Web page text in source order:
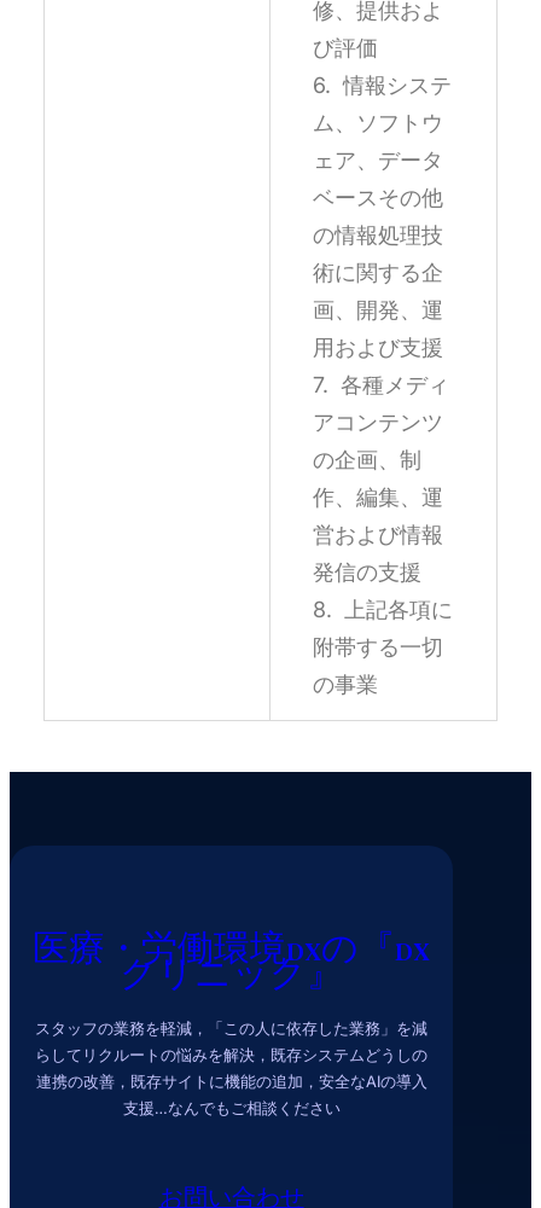
修、提供およ
び評価
6. 情報システ
ム、ソフトウ
ェア、データ
ベースその他
の情報処理技
術に関する企
画、開発、運
用および支援
7. 各種メディ
アコンテンツ
の企画、制
作、編集、運
営および情報
発信の支援
8. 上記各項に
附帯する一切
の事業
医療・労働環境DXの『DX
クリニック』
スタッフの業務を軽減，「この人に依存した業務」を減
らしてリクルートの悩みを解決，既存システムどうしの
連携の改善，既存サイトに機能の追加，安全なAIの導入
支援…なんでもご相談ください
お問い合わせ